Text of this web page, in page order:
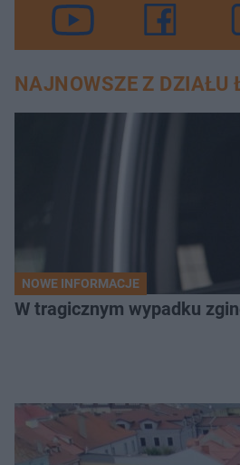
NAJNOWSZE Z DZIAŁU
NOWE INFORMACJE
W tragicznym wypadku